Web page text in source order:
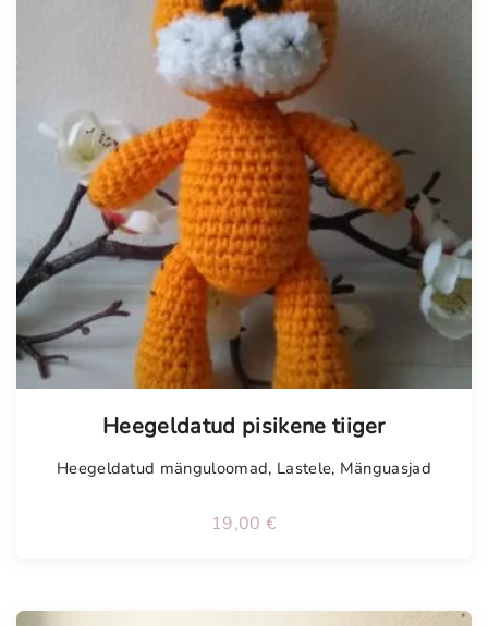
Heegeldatud pisikene tiiger
Heegeldatud mänguloomad, Lastele, Mänguasjad
19,00 €